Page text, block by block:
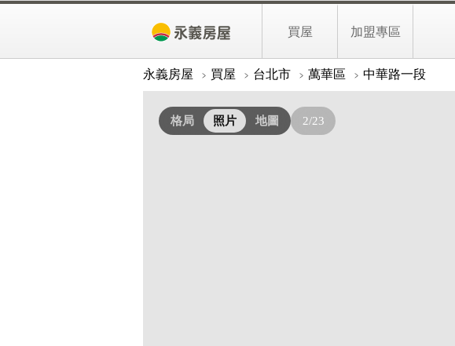
買屋
買房子
降價屋
新上架
加盟專區
永義房屋
買屋 台北市 萬華區 中華路一段
格局 照片 地圖 2/23